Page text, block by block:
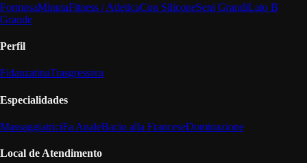
FormosaMinutaFitness / AtleticaCon SiliconeSeni GrandiLato B
Grande
Perfil
FidanzatinaTrasgressiva
Especialidades
MassaggiatriciFa AnaleBacio alla FranceseDominazione
Local de Atendimento